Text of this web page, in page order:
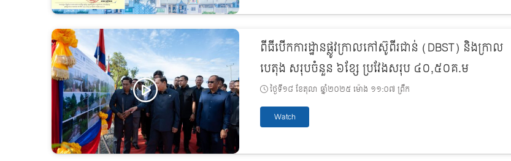
ពីធីបើកការដ្ឋានផ្លូវក្រាលកៅស៊ូពីរជាន់ (DBST) និងក្រាល
បេតុង សរុបចំនួន ៦ខ្សែ ប្រវែងសរុប ៤០,៥០គ.ម
ថ្ងៃទី១៨ ខែតុលា ឆ្នាំ២០២៥ ម៉ោង ១១:០៧ ព្រឹក
Watch